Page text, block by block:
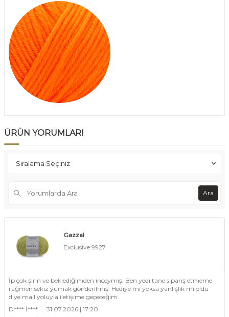
ÜRÜN YORUMLARI
Ara
Gazzal
Exclusive 9927
İp çok şirin ve beklediğimden inceymiş. Ben yedi tane sipariş etmeme
rağmen sekiz yumak gönderilmiş. Hediye mi yoksa yanlışlık mı oldu
diye mail yoluyla iletişime geçeceğim.
D**** İ****
31.07.2026 | 17:20